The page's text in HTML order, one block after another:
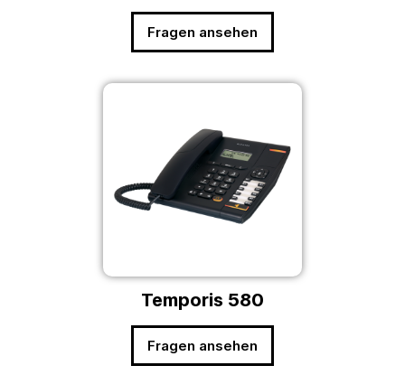
Fragen ansehen
Temporis 580
Fragen ansehen